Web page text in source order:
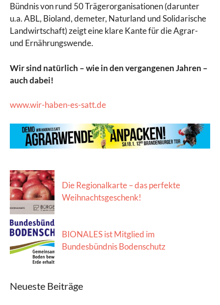
Bündnis von rund 50 Trägerorganisationen (darunter
u.a. ABL, Bioland, demeter, Naturland und Solidarische
Landwirtschaft) zeigt eine klare Kante für die Agrar-
und Ernährungswende.
Wir sind natürlich – wie in den vergangenen Jahren –
auch dabei!
www.wir-haben-es-satt.de
Die Regionalkarte – das perfekte
Weihnachtsgeschenk!
BIONALES ist Mitglied im
Bundesbündnis Bodenschutz
Neueste Beiträge